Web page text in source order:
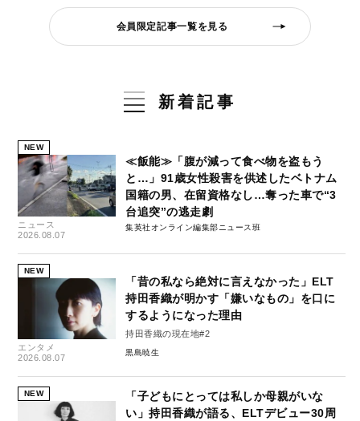
会員限定記事一覧を見る
新着記事
NEW
ニュース
2026.08.07
≪飯能≫「腹が減って食べ物を盗もう
と…」91歳女性殺害を供述したベトナム
国籍の男、在留資格なし…奪った車で“3
台追突”の逃走劇
集英社オンライン編集部ニュース班
NEW
エンタメ
2026.08.07
「昔の私なら絶対に言えなかった」ELT
持田香織が明かす「嫌いなもの」を口に
するようになった理由
持田香織の現在地#2
黒島暁生
NEW
「子どもにとっては私しか母親がいな
い」持田香織が語る、ELTデビュー30周